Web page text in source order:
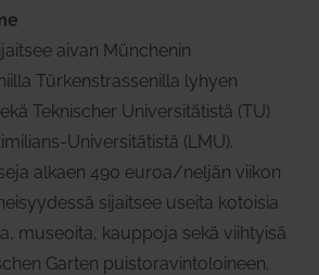
aivan Münchenin
Türkenstrassenilla lyhyen
Teknischer Universitätistä (TU)
Universitätistä (LMU).
alkaen 490 euroa/neljän viikon
sijaitsee useita kotoisia
museoita, kauppoja sekä viihtyisä
Garten puistoravintoloineen.